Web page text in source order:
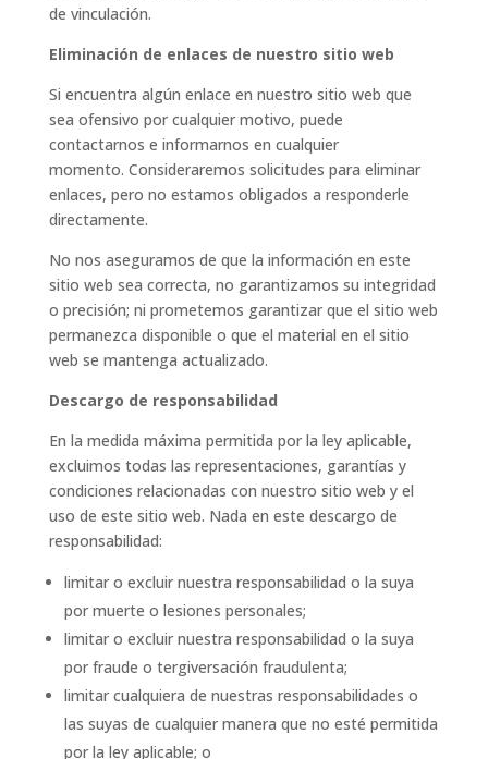
de vinculación.
Eliminación de enlaces de nuestro sitio web
Si encuentra algún enlace en nuestro sitio web que
sea ofensivo por cualquier motivo, puede
contactarnos e informarnos en cualquier
momento. Consideraremos solicitudes para eliminar
enlaces, pero no estamos obligados a responderle
directamente.
No nos aseguramos de que la información en este
sitio web sea correcta, no garantizamos su integridad
o precisión; ni prometemos garantizar que el sitio web
permanezca disponible o que el material en el sitio
web se mantenga actualizado.
Descargo de responsabilidad
En la medida máxima permitida por la ley aplicable,
excluimos todas las representaciones, garantías y
condiciones relacionadas con nuestro sitio web y el
uso de este sitio web. Nada en este descargo de
responsabilidad:
limitar o excluir nuestra responsabilidad o la suya
por muerte o lesiones personales;
limitar o excluir nuestra responsabilidad o la suya
por fraude o tergiversación fraudulenta;
limitar cualquiera de nuestras responsabilidades o
las suyas de cualquier manera que no esté permitida
por la ley aplicable; o